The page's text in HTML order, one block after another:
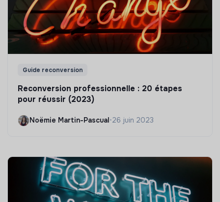
Guide reconversion
Reconversion professionnelle : 20 étapes
pour réussir (2023)
Noëmie Martin-Pascual •26 juin 2023